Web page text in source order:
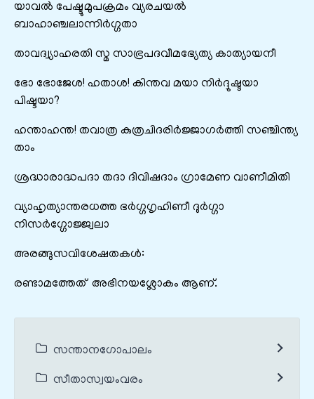
യാവൽ പേഷ്ടുമുപക്രമം വ്യരചയൽ
ബാഹാഞ്ചലാന്നിർഗ്ഗതാ
താവദ്വ്യാഹരതി സ്മ സാഭ്രപദവീമഭ്യേത്യ കാത്യായനീ
ഭോ ഭോജേശ! ഹതാശ! കിന്തവ മയാ നിർദ്ദുഷ്ടയാ
പിഷ്ടയാ?
ഹന്താഹന്ത! തവാത്ര കുത്രചിദരിർജ്ജാഗർത്തി സഞ്ചിന്ത്യ
താം
ശ്രദ്ധാരാദ്ധപദാ തദാ ദിവിഷദാം ഗ്രാമേണ വാണീമിതി
വ്യാഹൃത്യാന്തരധത്ത ഭർഗ്ഗഗൃഹിണീ ദുർഗ്ഗാ
നിസർഗ്ഗോജ്ജ്വലാ
അരങ്ങുസവിശേഷതകൾ:
രണ്ടാമത്തേത് അഭിനയശ്ലോകം ആണ്.
സന്താനഗോപാലം
സീതാസ്വയംവരം